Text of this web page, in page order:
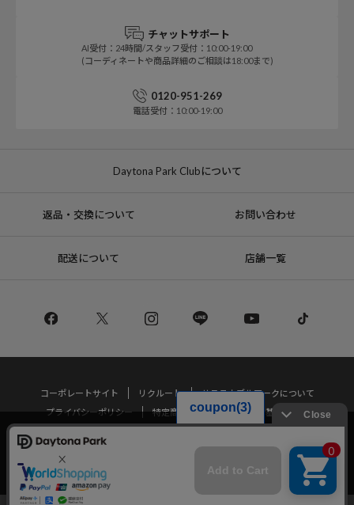
チャットサポート
AI受付：24時間/スタッフ受付：10:00-19:00
(コーディネートや商品詳細のご相談は18:00まで)
0120-951-269
電話受付：10:00-19:00
Daytona Park Clubについて
返品・交換について お問い合わせ
配送について 店舗一覧
コーポレートサイト リクルート
サステナブルマークについて
プライバシーポリシー
特定商取引法・古物営業法に基づく表記
Copyright © DAYTONA INTERNATIONAL Co.,Ltd All Rights Reserved.
当サイトでは利用体験の向上およびコンテンツの最適な提供、トラフィック
の分析を目的としてCookieを使用しています。
サイトの閲覧を継続された場合、Cookieの利用に同意したことものといたし
ます。